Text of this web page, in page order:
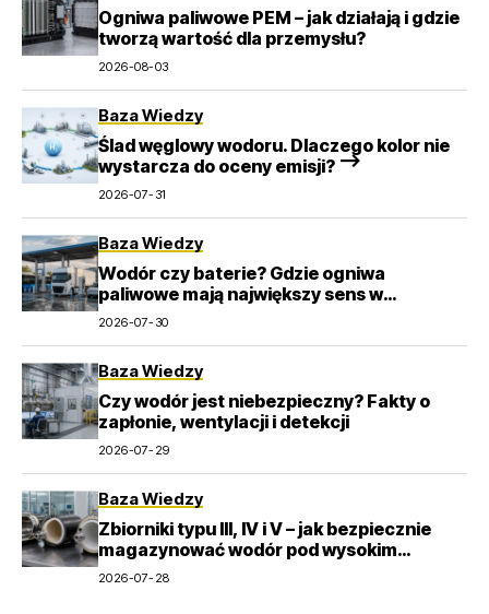
Ogniwa paliwowe PEM – jak działają i gdzie
tworzą wartość dla przemysłu?
2026-08-03
Baza Wiedzy
Ślad węglowy wodoru. Dlaczego kolor nie
wystarcza do oceny emisji? –>
2026-07-31
Baza Wiedzy
Wodór czy baterie? Gdzie ogniwa
paliwowe mają największy sens w
transporcie
2026-07-30
Baza Wiedzy
Czy wodór jest niebezpieczny? Fakty o
zapłonie, wentylacji i detekcji
2026-07-29
Baza Wiedzy
Zbiorniki typu III, IV i V – jak bezpiecznie
magazynować wodór pod wysokim
ciśnieniem?
2026-07-28